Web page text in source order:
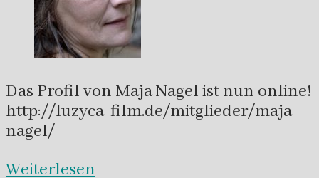
Das Profil von Maja Nagel ist nun online!
http://luzyca-film.de/mitglieder/maja-
nagel/
Weiterlesen